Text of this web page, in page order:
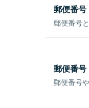
郵便番
郵便番号
郵便番
郵便番号